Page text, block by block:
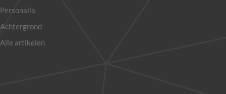
Personalia
Achtergrond
Alle artikelen